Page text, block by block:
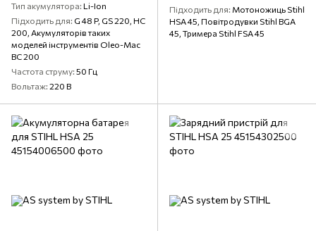
Тип акумулятора Li-Ion
Підходить для G 48 P, GS 220, HC
200, Акумуляторів таких
моделей інструментів Oleo-Mac
BC 200
Частота струму 50 Гц
Вольтаж 220 В
Підходить для Мотоножиць Stihl
HSA 45, Повітродувки Stihl BGA
45, Тримера Stihl FSA 45